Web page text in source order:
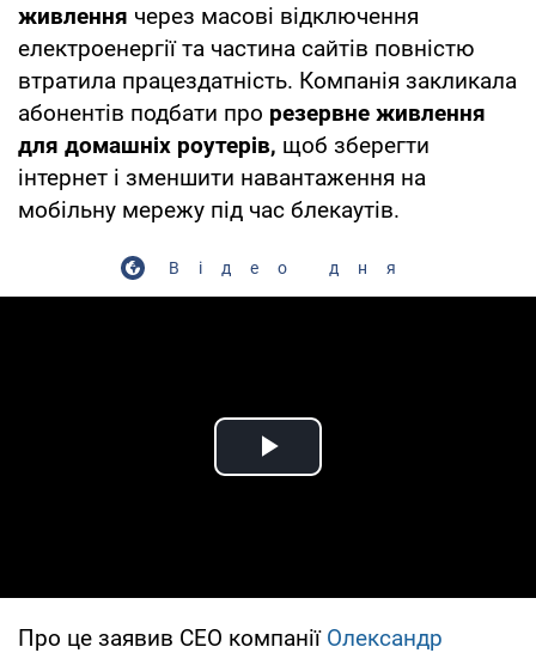
живлення через масові відключення
електроенергії та частина сайтів повністю
втратила працездатність. Компанія закликала
абонентів подбати про резервне живлення
для домашніх роутерів, щоб зберегти
інтернет і зменшити навантаження на
мобільну мережу під час блекаутів.
Відео дня
Play Video
Про це заявив CEO компанії Олександр